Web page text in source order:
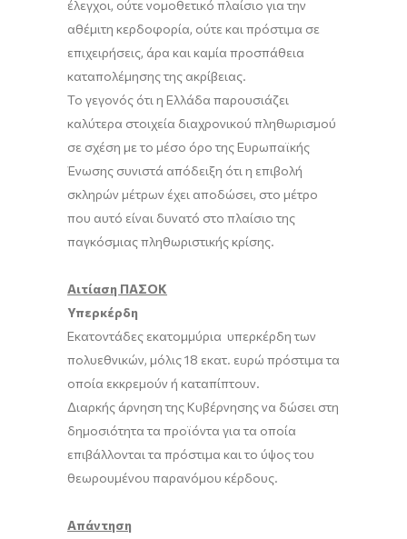
έλεγχοι, ούτε νομοθετικό πλαίσιο για την
αθέμιτη κερδοφορία, ούτε και πρόστιμα σε
επιχειρήσεις, άρα και καμία προσπάθεια
καταπολέμησης της ακρίβειας.
Το γεγονός ότι η Ελλάδα παρουσιάζει
καλύτερα στοιχεία διαχρονικού πληθωρισμού
σε σχέση με το μέσο όρο της Ευρωπαϊκής
Ένωσης συνιστά απόδειξη ότι η επιβολή
σκληρών μέτρων έχει αποδώσει, στο μέτρο
που αυτό είναι δυνατό στο πλαίσιο της
παγκόσμιας πληθωριστικής κρίσης.
Αιτίαση ΠΑΣΟΚ
Υπερκέρδη
Εκατοντάδες εκατομμύρια υπερκέρδη των
πολυεθνικών, µόλις 18 εκατ. ευρώ πρόστιµα τα
οποία εκκρεµούν ή καταπίπτουν.
Διαρκής άρνηση της Κυβέρνησης να δώσει στη
δηµοσιότητα τα προϊόντα για τα οποία
επιβάλλονται τα πρόστιµα και το ύψος του
θεωρουµένου παρανόµου κέρδους.
Απάντηση